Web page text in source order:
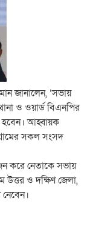
জানালেন, ‘সভায়
ও ওয়ার্ড বিএনপির
হবেন। আহ্বায়ক
সকল সংসদ
করে নেতাকে সভায়
উত্তর ও দক্ষিণ জেলা,